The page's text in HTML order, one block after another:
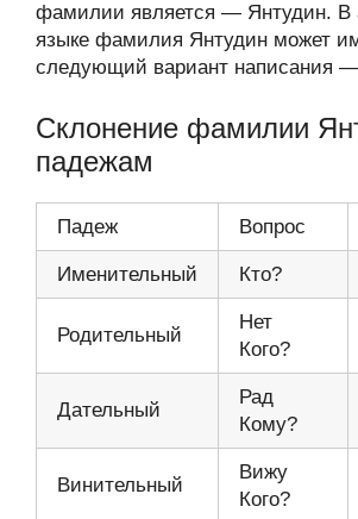
фамилии является — Янтудин. В
языке фамилия Янтудин может
следующий вариант написания
Склонение фамилии
падежам
Падеж Вопрос
Именительный Кто?
Родительный
Нет
Кого?
Дательный
Рад
Кому?
Винительный
Вижу
Кого?